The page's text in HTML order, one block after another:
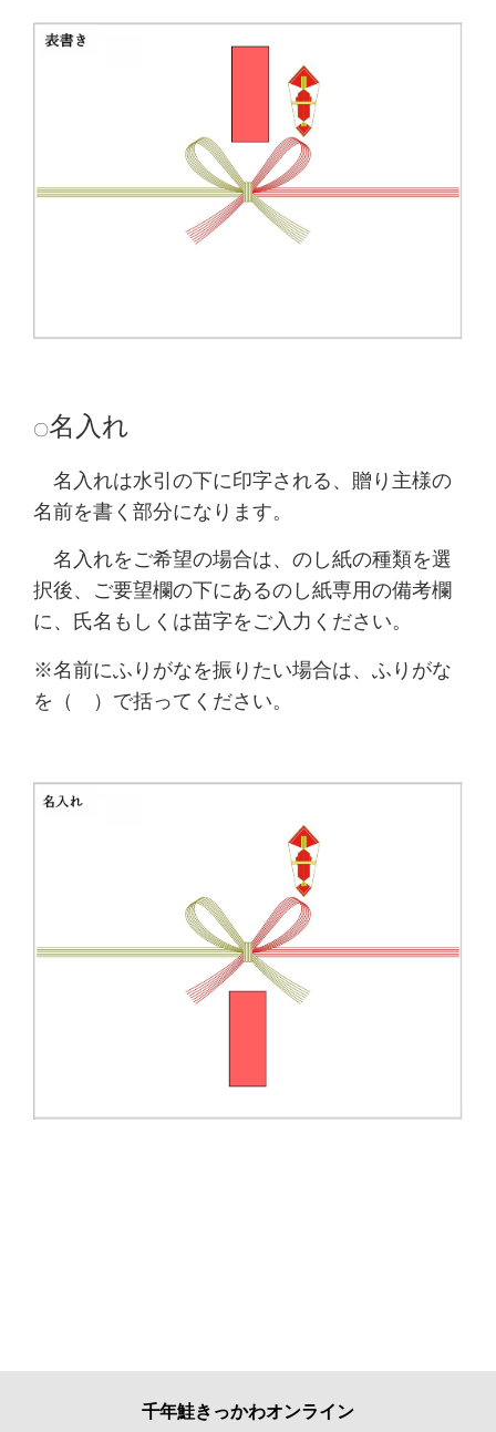
〇名入れ
名入れは水引の下に印字される、贈り主様の
名前を書く部分になります。
名入れをご希望の場合は、のし紙の種類を選
択後、ご要望欄の下にあるのし紙専用の備考欄
に、
氏名もしくは苗字をご入力ください。
※名前にふりがなを振りたい場合は、ふりがな
を（ ）で括ってください。
千年鮭きっかわオンライン